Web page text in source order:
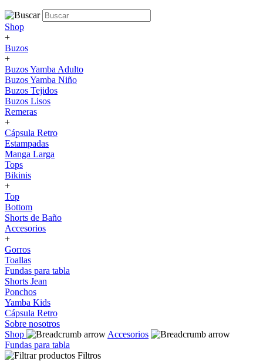
Shop
+
Buzos
+
Buzos Yamba Adulto
Buzos Yamba Niño
Buzos Tejidos
Buzos Lisos
Remeras
+
Cápsula Retro
Estampadas
Manga Larga
Tops
Bikinis
+
Top
Bottom
Shorts de Baño
Accesorios
+
Gorros
Toallas
Fundas para tabla
Shorts Jean
Ponchos
Yamba Kids
Cápsula Retro
Sobre nosotros
Shop
Accesorios
Fundas para tabla
Filtros